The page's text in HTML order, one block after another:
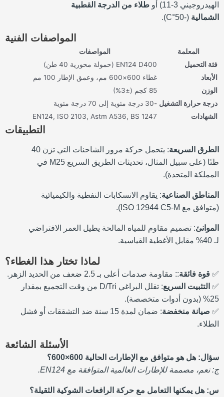
الهيدروجيني 3-11) أو
طلاء من الدرجة القطبية
الشمالية (-50°C).
المواصفات الفنية
المعلمة
المواصفات
فئة التحميل
EN124 D400 (حمولة محورية 40 طن)
الأبعاد
غطاء 600×600 مم، وعمق الإطار 100 مم
الوزن
85 كجم (±3%)
درجة حرارة التشغيل -30 درجة مئوية إلى 70 درجة مئوية
الشهادات
EN124, ISO 2103, Astm A536, BS 1247
التطبيقات
الطرق السريعة
: يتحمل حركة مرور الشاحنات التي تزن 40
طنًا (على سبيل المثال، تحديثات الطريق السريع M25 في
المملكة المتحدة).
المناطق الصناعية: يقاوم الانسكابات النفطية والكيميائية
(متوافق مع ISO 12944 C5-M).
الموانئ: تصميم مقاوم للمياه المالحة يطيل العمر الافتراضي
لـ 40% مقابل الأغطية القياسية.
لماذا تختار هذا الغطاء؟
✅ قوة فائقة:: مقاومة صدمات أعلى بـ 2.5 ضعف من الحديد الزهر.
✅ التثبيت السريع
: تقلل البراغي D/Tri من وقت التجميع بمقدار
25% (بدون أدوات متخصصة).
✅ صيانة منخفضة
: ضمان لمدة 15 سنة ضد التشققات أو فشل
الطلاء.
الأسئلة الشائعة
سؤال: هل هو متوافق مع الإطارات الحالية 600×600؟
ج: نعم، مصممة للإطارات العالمية المتوافقة مع EN124.
س: هل يمكنها التعامل مع حركة الرافعات الشوكية الثقيلة؟